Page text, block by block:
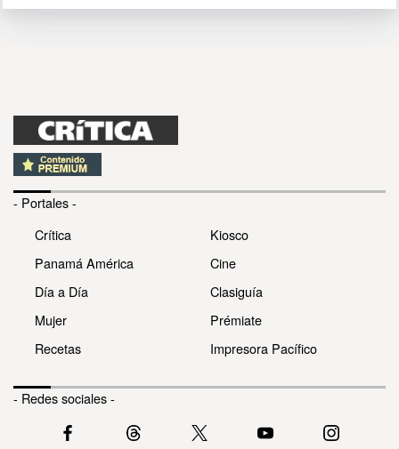
- Portales -
Crítica
Panamá América
Día a Día
Mujer
Recetas
Kiosco
Cine
Clasiguía
Prémiate
Impresora Pacífico
- Redes sociales -